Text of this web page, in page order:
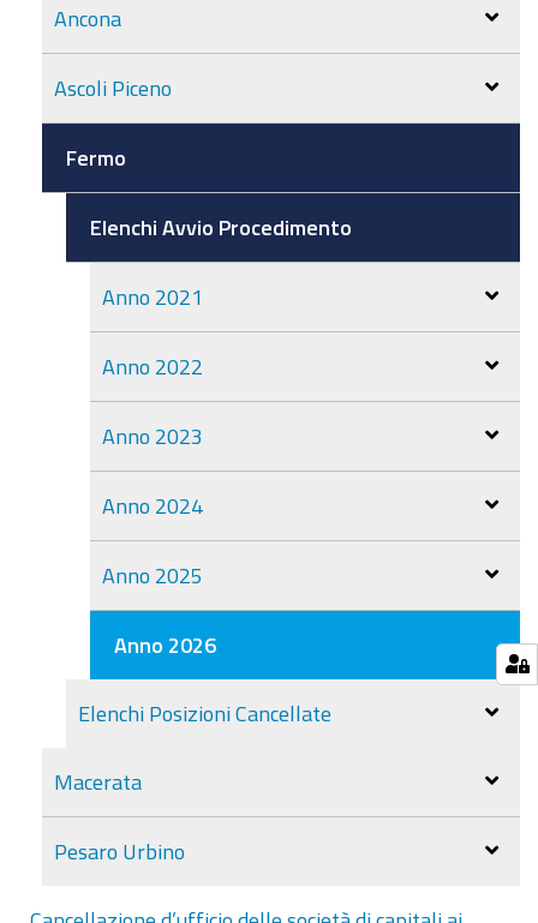
Ancona
Ascoli Piceno
Fermo
Elenchi Avvio Procedimento
Anno 2021
Anno 2022
Anno 2023
Anno 2024
Anno 2025
Anno 2026
Elenchi Posizioni Cancellate
Macerata
Pesaro Urbino